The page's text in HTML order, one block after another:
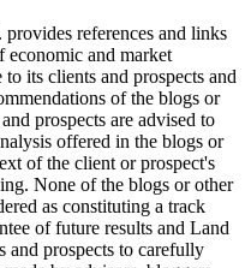
references and links
economic and market
its clients and prospects and
of the blogs or
prospects are advised to
offered in the blogs or
of the client or prospect's
None of the blogs or other
as constituting a track
of future results and Land
and prospects to carefully